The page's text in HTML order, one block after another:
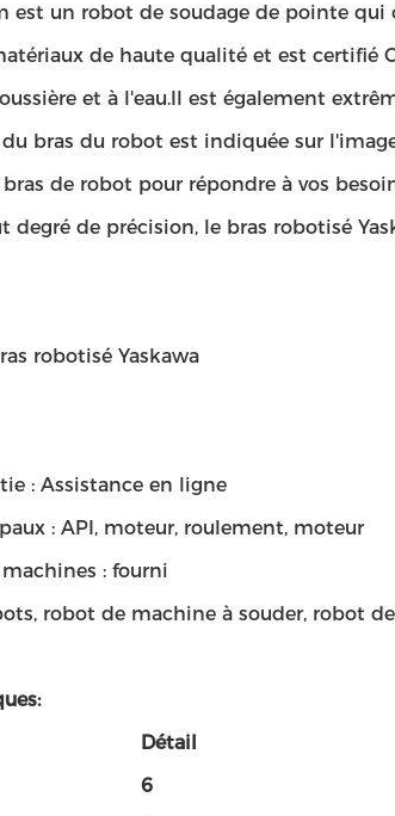
est un robot de soudage de pointe
de haute qualité et est certifié
et à l'eau.Il est également
du bras du robot est indiquée sur
de robot pour répondre à vos
de précision, le bras robotisé
robotisé Yaskawa
: Assistance en ligne
: API, moteur, roulement, moteur
: fourni
robot de machine à souder, robot
Détail
6